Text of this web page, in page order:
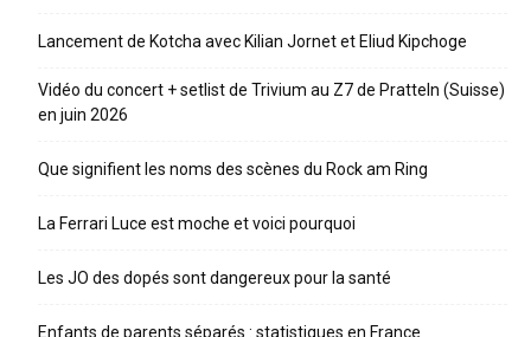
Lancement de Kotcha avec Kilian Jornet et Eliud Kipchoge
Vidéo du concert + setlist de Trivium au Z7 de Pratteln (Suisse)
en juin 2026
Que signifient les noms des scènes du Rock am Ring
La Ferrari Luce est moche et voici pourquoi
Les JO des dopés sont dangereux pour la santé
Enfants de parents séparés : statistiques en France